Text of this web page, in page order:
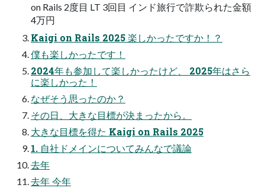
on Rails 2度目 LT 3回目 インド旅行で詐欺られた金額
4万円
Kaigi on Rails 2025 楽しかったですか！？
僕も楽しかったです！
2024年も参加して楽しかったけど、 2025年はさら
に楽しかった！
なぜそう思ったのか？
その日、大きな目標が決まったから。
大きな目標を得た Kaigi on Rails 2025
1. 自社ドメインについてみんなで議論
去年
去年 今年